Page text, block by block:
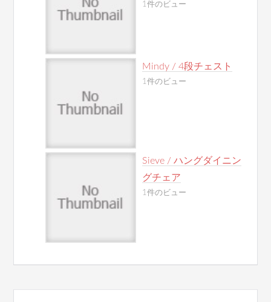
1件のビュー
Mindy / 4段チェスト
1件のビュー
Sieve / ハングダイニン
グチェア
1件のビュー